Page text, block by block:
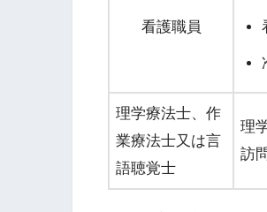
看護職員
理学療法士、作
業療法士又は言
語聴覚士
理
訪